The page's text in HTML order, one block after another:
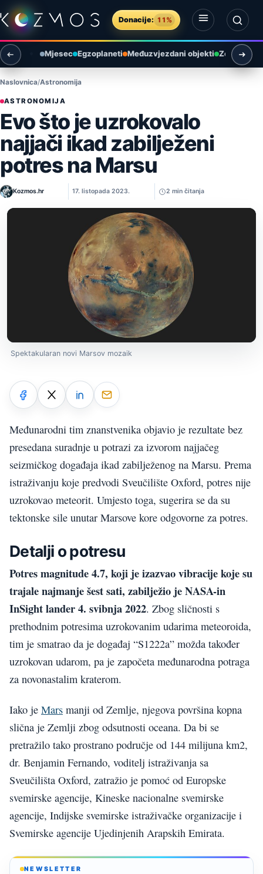
Preskoči na sadržaj
Donacije: 11%
Otvori izbornik
Otvori pretragu
Mjesec Egzoplaneti Međuzvjezdani objekti Zemlja i
Naslovnica Astronomija
ASTRONOMIJA
Evo što je uzrokovalo
najjači ikad zabilježeni
potres na Marsu
Kozmos.hr 17. listopada 2023. 2 min čitanja
Spektakularan novi Marsov mozaik
Međunarodni tim znanstvenika objavio je rezultate bez
presedana suradnje u potrazi za izvorom najjačeg
seizmičkog događaja ikad zabilježenog na Marsu. Prema
istraživanju koje predvodi Sveučilište Oxford, potres nije
uzrokovao meteorit. Umjesto toga, sugerira se da su
tektonske sile unutar Marsove kore odgovorne za potres.
Detalji o potresu
Potres magnitude 4.7, koji je izazvao vibracije koje su
trajale najmanje šest sati, zabilježio je NASA-in
InSight lander 4. svibnja 2022. Zbog sličnosti s
prethodnim potresima uzrokovanim udarima meteoroida,
tim je smatrao da je događaj “S1222a” možda također
uzrokovan udarom, pa je započeta međunarodna potraga
za novonastalim kraterom.
Iako je Mars manji od Zemlje, njegova površina kopna
slična je Zemlji zbog odsutnosti oceana. Da bi se
pretražilo tako prostrano područje od 144 milijuna km2,
dr. Benjamin Fernando, voditelj istraživanja sa
Sveučilišta Oxford, zatražio je pomoć od Europske
svemirske agencije, Kineske nacionalne svemirske
agencije, Indijske svemirske istraživačke organizacije i
Svemirske agencije Ujedinjenih Arapskih Emirata.
NEWSLETTER